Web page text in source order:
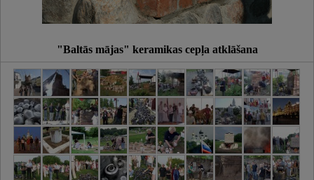
"Baltās mājas" keramikas cepļa atklāšana